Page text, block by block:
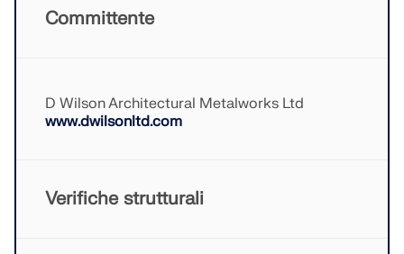
SCOPRI DI PIÙ
Committente
D Wilson Architectural Metalworks Ltd
www.dwilsonltd.com
Verifiche strutturali